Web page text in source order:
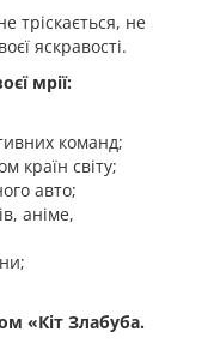
тріскається, не
яскравості.
мрії:
команд;
країн світу;
авто;
аніме,
«Кіт Злабуба.